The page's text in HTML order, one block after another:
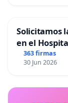
Solicitamos
en el
363 firmas
30 Jun 2026